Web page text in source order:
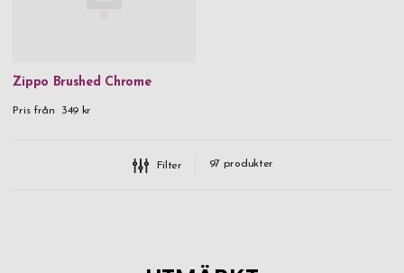
Zippo Brushed Chrome
Pris från 349 kr
Filter 97 produkter